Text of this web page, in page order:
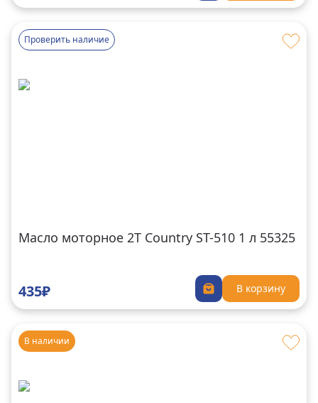
Проверить наличие
Масло моторное 2Т Country ST-510 1 л 55325
435₽ В корзину
В наличии